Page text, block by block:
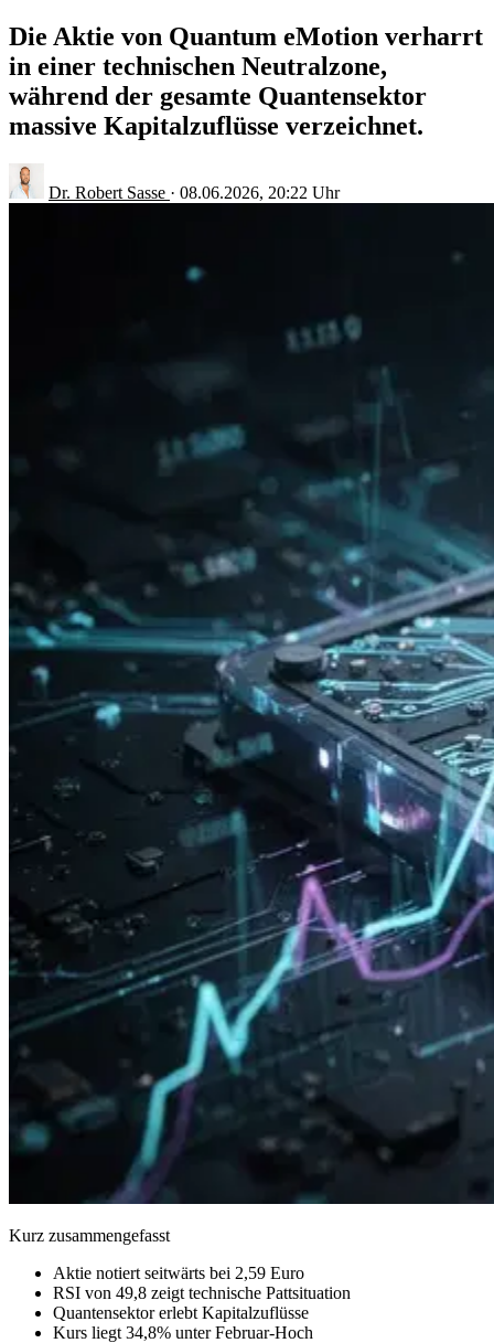
Die Aktie von Quantum eMotion verharrt
in einer technischen Neutralzone,
während der gesamte Quantensektor
massive Kapitalzuflüsse verzeichnet.
Dr. Robert Sasse · 08.06.2026, 20:22 Uhr
Kurz zusammengefasst
Aktie notiert seitwärts bei 2,59 Euro
RSI von 49,8 zeigt technische Pattsituation
Quantensektor erlebt Kapitalzuflüsse
Kurs liegt 34,8% unter Februar-Hoch